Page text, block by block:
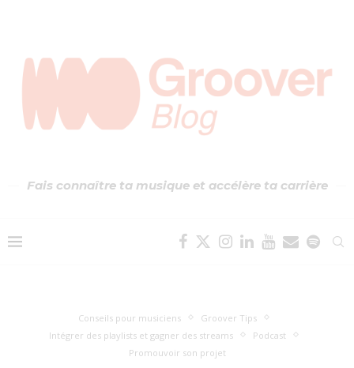
Fais connaître ta musique et accélère ta carrière
Conseils pour musiciens
Groover Tips
Intégrer des playlists et gagner des streams
Podcast
Promouvoir son projet